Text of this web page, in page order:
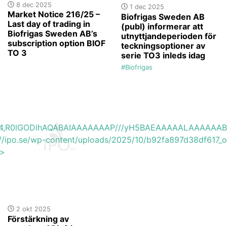
8 dec 2025
Market Notice 216/25 –
Last day of trading in
Biofrigas Sweden AB’s
subscription option BIOF
TO 3
1 dec 2025
Biofrigas Sweden AB
(publ) informerar att
utnyttjandeperioden för
teckningsoptioner av
serie TO3 inleds idag
#Biofrigas
wp-content/uploads/2025/10/
2 okt 2025
Förstärkning av